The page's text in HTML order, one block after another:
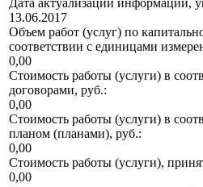
Дата актуализации информации,
13.06.2017
Объем работ (услуг) по
соответствии с единицами
0,00
Стоимость работы (услуги) в
договорами, руб.:
0,00
Стоимость работы (услуги) в
планом (планами), руб.:
0,00
Стоимость работы (услуги),
0,00